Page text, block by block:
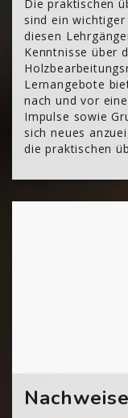
Die praktischen
sind ein
diesen
Kenntnisse über
Lernangebote
nach und vor
Impulse sowie
sich neues
die praktischen
Nachweise